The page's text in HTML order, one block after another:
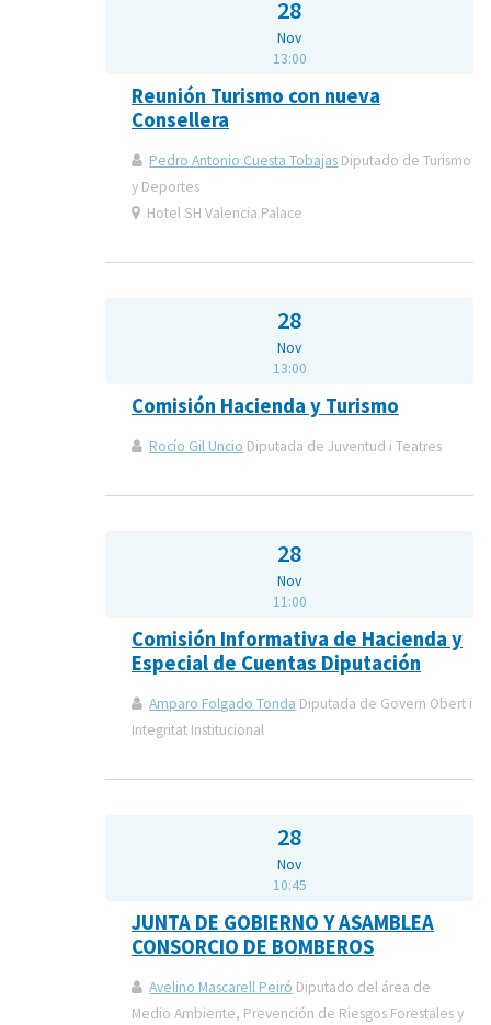
28
Nov
13:00
Reunión Turismo con nueva
Consellera
Pedro Antonio Cuesta Tobajas Diputado de Turismo
y Deportes
Hotel SH Valencia Palace
28
Nov
13:00
Comisión Hacienda y Turismo
Rocío Gil Uncio Diputada de Juventud i Teatres
28
Nov
11:00
Comisión Informativa de Hacienda y
Especial de Cuentas Diputación
Amparo Folgado Tonda Diputada de Govern Obert i
Integritat Institucional
28
Nov
10:45
JUNTA DE GOBIERNO Y ASAMBLEA
CONSORCIO DE BOMBEROS
Avelino Mascarell Peiró Diputado del área de
Medio Ambiente, Prevención de Riesgos Forestales y